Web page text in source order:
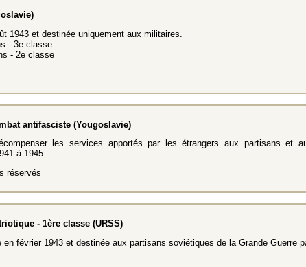
1943 et destinée uniquement aux militaires.
- 3e classe
- 2e classe
antifasciste (Yougoslavie)
les services apportés par les étrangers aux partisans et
à 1945.
réservés
- 1ère classe (URSS)
février 1943 et destinée aux partisans soviétiques de la Grande Guerre